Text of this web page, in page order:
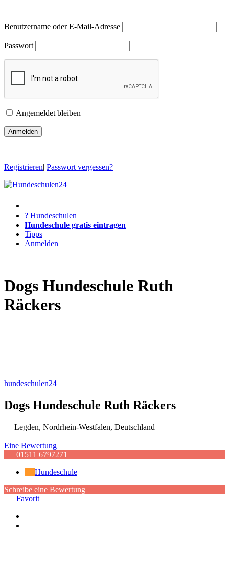
Benutzername oder E-Mail-Adresse
Passwort
Angemeldet bleiben
Registrieren| Passwort vergessen?
? Hundeschulen
Hundeschule gratis eintragen
Tipps
Anmelden
Dogs Hundeschule Ruth
Räckers
hundeschulen24
Dogs Hundeschule Ruth Räckers
Legden, Nordrhein-Westfalen, Deutschland
Eine Bewertung
01511 6797271
Hundeschule
Schreibe eine Bewertung
Favorit